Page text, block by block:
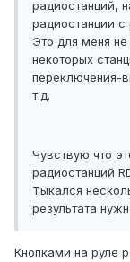
радиостанций,
радиостанции
Это для меня
некоторых
переключения-
т.д.
Чувствую что
радиостанций
Тыкался
результата
Кнопками на руле